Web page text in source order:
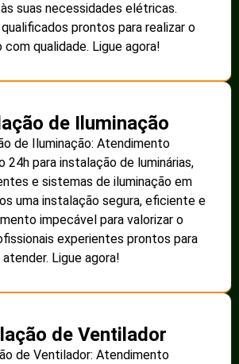
suas necessidades elétricas.
prontos para realizar o
com qualidade. Ligue agora!
de Iluminação
de Iluminação: Atendimento
24h para instalação de luminárias,
e sistemas de iluminação em
uma instalação segura, eficiente e
impecável para valorizar o
experientes prontos para
atender. Ligue agora!
de Ventilador
de Ventilador: Atendimento